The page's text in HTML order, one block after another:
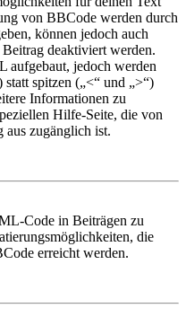
von BBCode werden durch
können jedoch auch
deaktiviert werden.
jedoch werden
spitzen („<“ und „>“)
Informationen zu
Hilfe-Seite, die von
aus zugänglich ist.
Code in Beiträgen zu
die
erreicht werden.